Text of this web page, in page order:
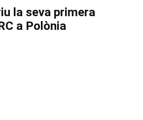
la seva primera
a Polònia